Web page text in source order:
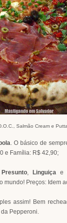
Salmão Cream e
. O básico de
e Família: R$ 42,90;
Presunto, Linguiça
mundo! Preços: Idem
assim! Bem
Pepperoni.